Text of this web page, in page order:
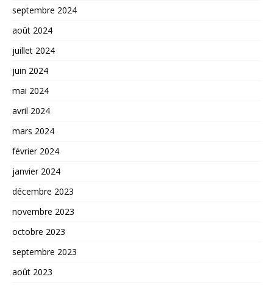
septembre 2024
août 2024
juillet 2024
juin 2024
mai 2024
avril 2024
mars 2024
février 2024
janvier 2024
décembre 2023
novembre 2023
octobre 2023
septembre 2023
août 2023